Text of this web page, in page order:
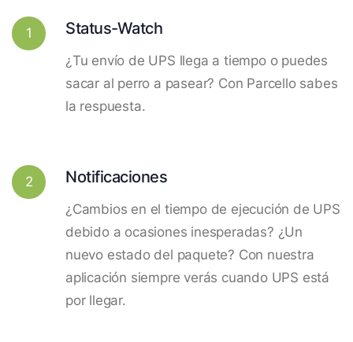
1 Status-Watch
¿Tu envío de UPS llega a tiempo o puedes
sacar al perro a pasear? Con Parcello sabes
la respuesta.
2 Notificaciones
¿Cambios en el tiempo de ejecución de UPS
debido a ocasiones inesperadas? ¿Un
nuevo estado del paquete? Con nuestra
aplicación siempre verás cuando UPS está
por llegar.